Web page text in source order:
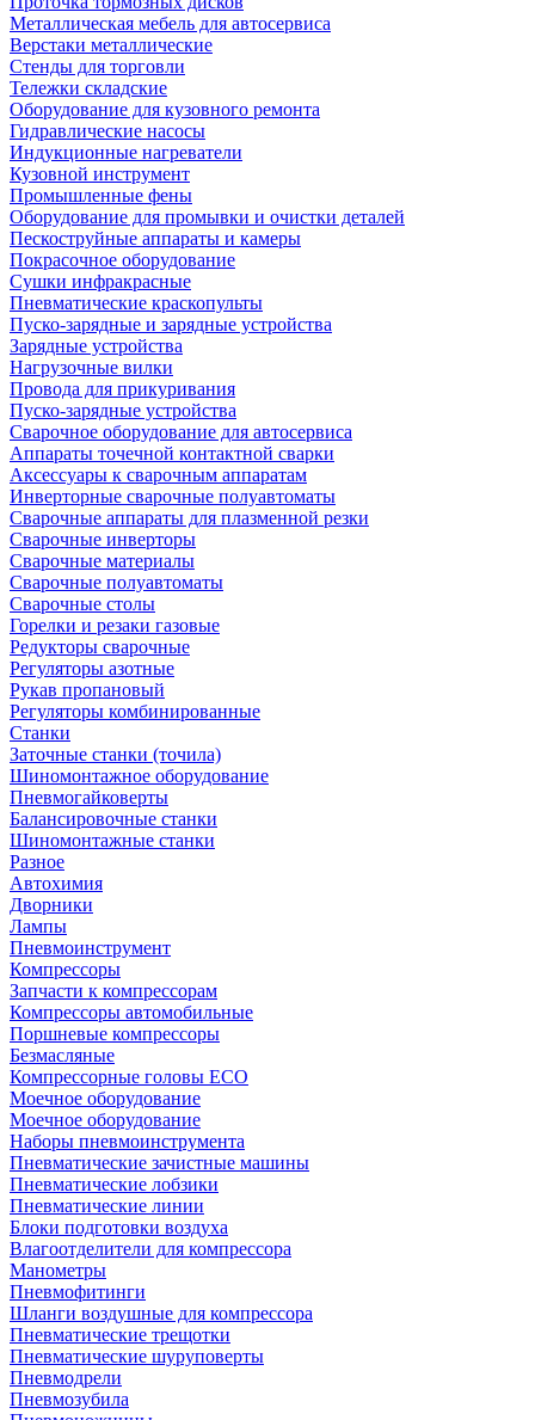
Металлическая мебель для автосервиса
Верстаки металлические
Стенды для торговли
Тележки складские
Оборудование для кузовного ремонта
Гидравлические насосы
Индукционные нагреватели
Кузовной инструмент
Промышленные фены
Оборудование для промывки и очистки деталей
Пескоструйные аппараты и камеры
Покрасочное оборудование
Сушки инфракрасные
Пневматические краскопульты
Пуско-зарядные и зарядные устройства
Зарядные устройства
Нагрузочные вилки
Провода для прикуривания
Пуско-зарядные устройства
Сварочное оборудование для автосервиса
Аппараты точечной контактной сварки
Аксессуары к сварочным аппаратам
Инверторные сварочные полуавтоматы
Сварочные аппараты для плазменной резки
Сварочные инверторы
Сварочные материалы
Сварочные полуавтоматы
Сварочные столы
Горелки и резаки газовые
Редукторы сварочные
Регуляторы азотные
Рукав пропановый
Регуляторы комбинированные
Станки
Заточные станки (точила)
Шиномонтажное оборудование
Пневмогайковерты
Балансировочные станки
Шиномонтажные станки
Разное
Автохимия
Дворники
Лампы
Пневмоинструмент
Компрессоры
Запчасти к компрессорам
Компрессоры автомобильные
Поршневые компрессоры
Безмасляные
Компрессорные головы ECO
Моечное оборудование
Моечное оборудование
Наборы пневмоинструмента
Пневматические зачистные машины
Пневматические лобзики
Пневматические линии
Блоки подготовки воздуха
Влагоотделители для компрессора
Манометры
Пневмофитинги
Шланги воздушные для компрессора
Пневматические трещотки
Пневматические шуруповерты
Пневмодрели
Пневмозубила